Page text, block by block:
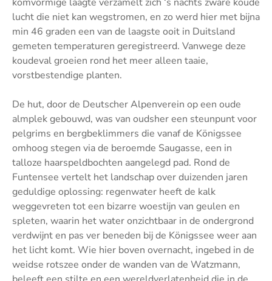
lucht die niet kan wegstromen, en zo werd hier met bijna
min 46 graden een van de laagste ooit in Duitsland
gemeten temperaturen geregistreerd. Vanwege deze
koudeval groeien rond het meer alleen taaie,
vorstbestendige planten.
De hut, door de Deutscher Alpenverein op een oude
almplek gebouwd, was van oudsher een steunpunt voor
pelgrims en bergbeklimmers die vanaf de Königssee
omhoog stegen via de beroemde Saugasse, een in
talloze haarspeldbochten aangelegd pad. Rond de
Funtensee vertelt het landschap over duizenden jaren
geduldige oplossing: regenwater heeft de kalk
weggevreten tot een bizarre woestijn van geulen en
spleten, waarin het water onzichtbaar in de ondergrond
verdwijnt en pas ver beneden bij de Königssee weer aan
het licht komt. Wie hier boven overnacht, ingebed in de
weidse rotszee onder de wanden van de Watzmann,